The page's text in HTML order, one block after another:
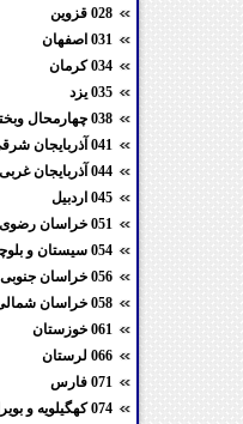
028 قزوین
031 اصفهان
034 کرمان
035 یزد
038 چهارمحال وبختیاری
041 آذربایجان شرقی
044 آذربایجان غربی
045 اردبیل
051 خراسان رضوی
054 سیستان و بلوچستان
056 خراسان جنوبی
058 خراسان شمالی
061 خوزستان
066 لرستان
071 فارس
074 کهگیلویه و بویراحمد